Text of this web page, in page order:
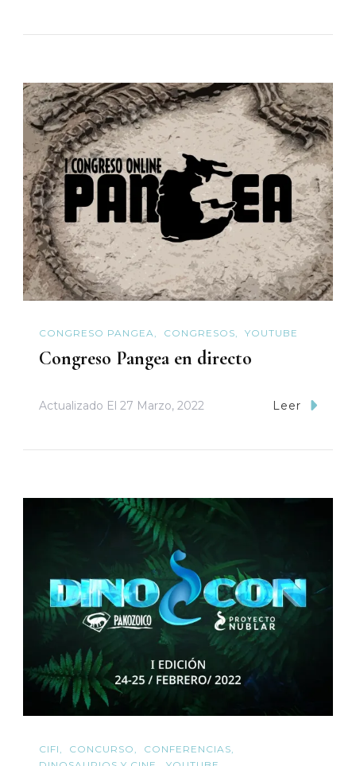
CONGRESO PANGEA CONGRESOS YOUTUBE
Congreso Pangea en directo
Actualizado El 27 Marzo, 2022 Leer
CIFI CONCURSO
CONFERENCIAS